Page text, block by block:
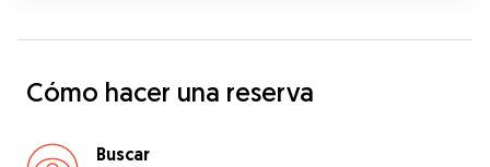
Cómo hacer una reserva
Buscar